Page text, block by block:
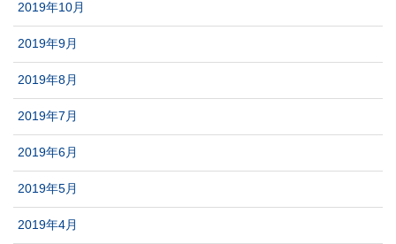
2019年10月
2019年9月
2019年8月
2019年7月
2019年6月
2019年5月
2019年4月